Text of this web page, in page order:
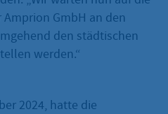
GmbH an den
den städtischen
werden.“
2024, hatte die